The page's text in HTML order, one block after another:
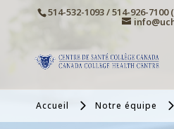
514-532-1093 / 514-926-
Accueil Notre équipe